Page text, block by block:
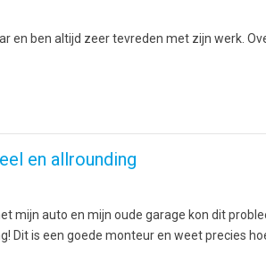
en ben altijd zeer tevreden met zijn werk.
en allrounding
mijn auto en mijn oude garage kon dit
Dit is een goede monteur en weet precies